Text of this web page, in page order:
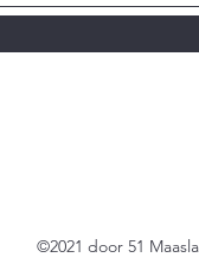
©2021 door 51